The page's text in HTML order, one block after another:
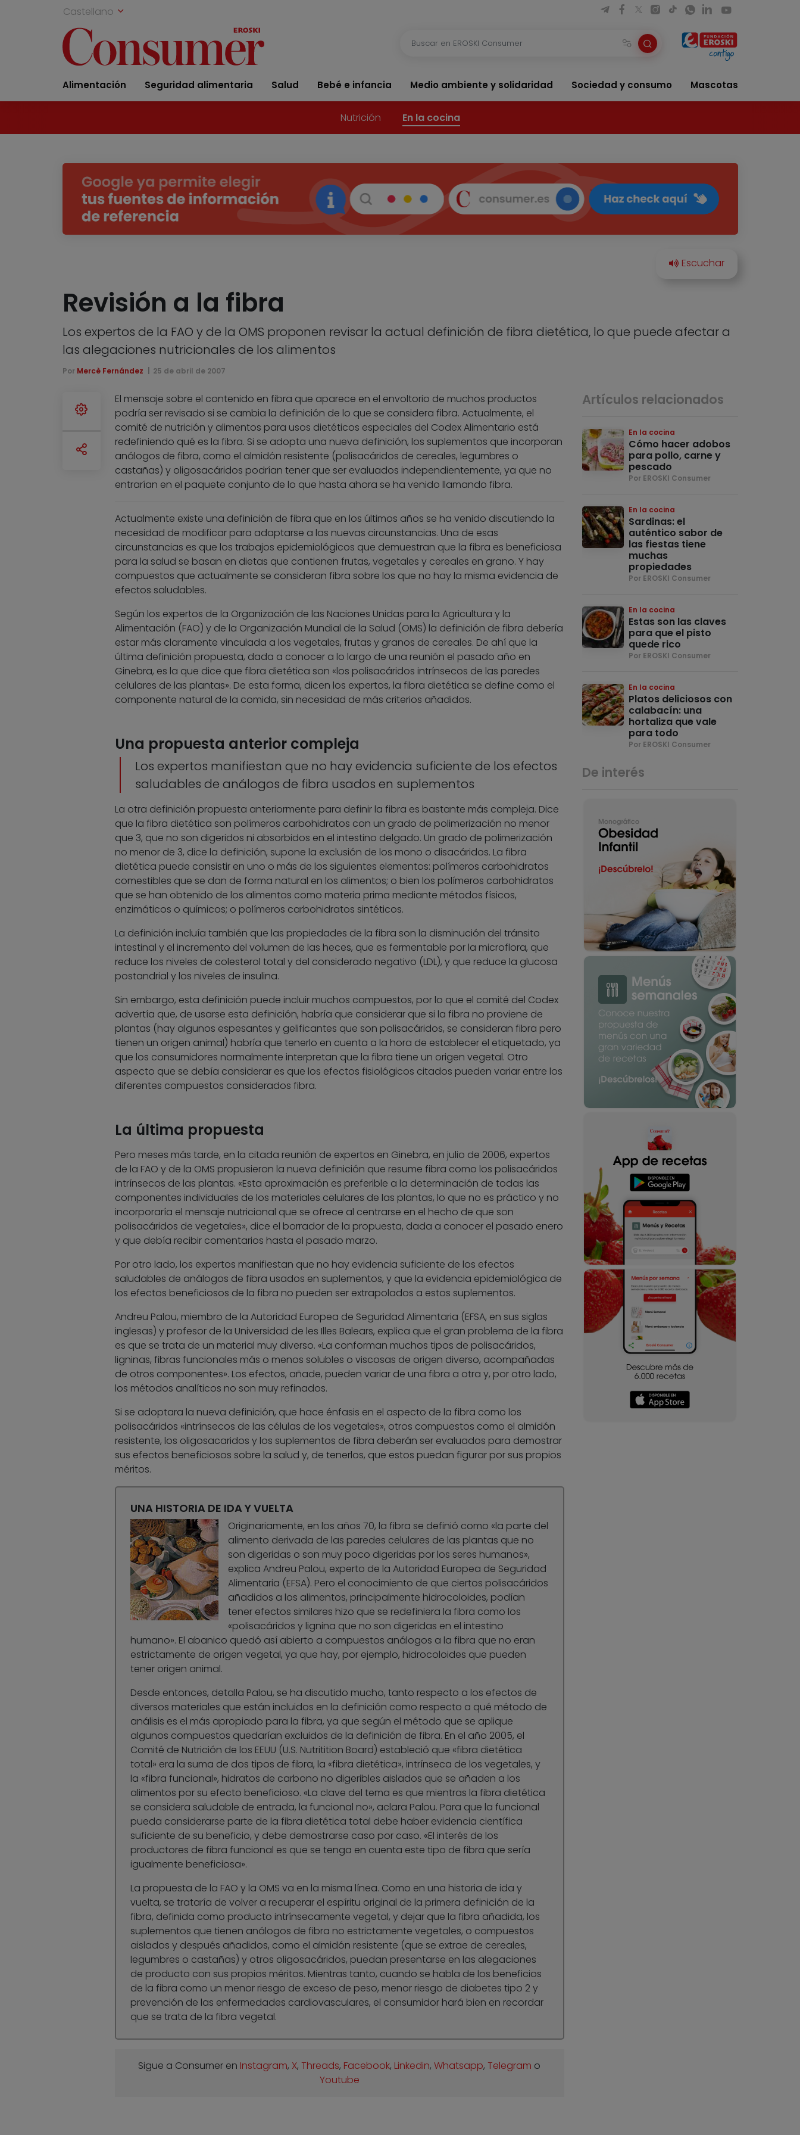
Castellano
Alimentación Seguridad alimentaria Salud Bebé e infancia Medio ambiente y solidaridad Sociedad y consumo Mascotas
Nutrición En la cocina
Revisión a la fibra
Los expertos de la FAO y de la OMS proponen revisar la actual definición de fibra dietética, lo que puede afectar a
las alegaciones nutricionales de los alimentos
Por Mercè Fernández 25 de abril de 2007
El mensaje sobre el contenido en fibra que aparece en el envoltorio de muchos productos
podría ser revisado si se cambia la definición de lo que se considera fibra. Actualmente, el
comité de nutrición y alimentos para usos dietéticos especiales del Codex Alimentario está
redefiniendo qué es la fibra. Si se adopta una nueva definición, los suplementos que incorporan
análogos de fibra, como el almidón resistente (polisacáridos de cereales, legumbres o
castañas) y oligosacáridos podrían tener que ser evaluados independientemente, ya que no
entrarían en el paquete conjunto de lo que hasta ahora se ha venido llamando fibra.
Actualmente existe una definición de fibra que en los últimos años se ha venido discutiendo la
necesidad de modificar para adaptarse a las nuevas circunstancias. Una de esas
circunstancias es que los trabajos epidemiológicos que demuestran que la fibra es beneficiosa
para la salud se basan en dietas que contienen frutas, vegetales y cereales en grano. Y hay
compuestos que actualmente se consideran fibra sobre los que no hay la misma evidencia de
efectos saludables.
Según los expertos de la Organización de las Naciones Unidas para la Agricultura y la
Alimentación (FAO) y de la Organización Mundial de la Salud (OMS) la definición de fibra debería
estar más claramente vinculada a los vegetales, frutas y granos de cereales. De ahí que la
última definición propuesta, dada a conocer a lo largo de una reunión el pasado año en
Ginebra, es la que dice que fibra dietética son «los polisacáridos intrínsecos de las paredes
celulares de las plantas». De esta forma, dicen los expertos, la fibra dietética se define como el
componente natural de la comida, sin necesidad de más criterios añadidos.
Una propuesta anterior compleja
Los expertos manifiestan que no hay evidencia suficiente de los efectos
saludables de análogos de fibra usados en suplementos
La otra definición propuesta anteriormente para definir la fibra es bastante más compleja. Dice
que la fibra dietética son polímeros carbohidratos con un grado de polimerización no menor
que 3, que no son digeridos ni absorbidos en el intestino delgado. Un grado de polimerización
no menor de 3, dice la definición, supone la exclusión de los mono o disacáridos. La fibra
dietética puede consistir en uno o más de los siguientes elementos: polímeros carbohidratos
comestibles que se dan de forma natural en los alimentos; o bien los polímeros carbohidratos
que se han obtenido de los alimentos como materia prima mediante métodos físicos,
enzimáticos o químicos; o polímeros carbohidratos sintéticos.
La definición incluía también que las propiedades de la fibra son la disminución del tránsito
intestinal y el incremento del volumen de las heces, que es fermentable por la microflora, que
reduce los niveles de colesterol total y del considerado negativo (LDL), y que reduce la glucosa
postandrial y los niveles de insulina.
Sin embargo, esta definición puede incluir muchos compuestos, por lo que el comité del Codex
advertía que, de usarse esta definición, habría que considerar que si la fibra no proviene de
plantas (hay algunos espesantes y gelificantes que son polisacáridos, se consideran fibra pero
tienen un origen animal) habría que tenerlo en cuenta a la hora de establecer el etiquetado, ya
que los consumidores normalmente interpretan que la fibra tiene un origen vegetal. Otro
aspecto que se debía considerar es que los efectos fisiológicos citados pueden variar entre los
diferentes compuestos considerados fibra.
La última propuesta
Pero meses más tarde, en la citada reunión de expertos en Ginebra, en julio de 2006, expertos
de la FAO y de la OMS propusieron la nueva definición que resume fibra como los polisacáridos
intrínsecos de las plantas. «Esta aproximación es preferible a la determinación de todas las
componentes individuales de los materiales celulares de las plantas, lo que no es práctico y no
incorporaría el mensaje nutricional que se ofrece al centrarse en el hecho de que son
polisacáridos de vegetales», dice el borrador de la propuesta, dada a conocer el pasado enero
y que debía recibir comentarios hasta el pasado marzo.
Por otro lado, los expertos manifiestan que no hay evidencia suficiente de los efectos
saludables de análogos de fibra usados en suplementos, y que la evidencia epidemiológica de
los efectos beneficiosos de la fibra no pueden ser extrapolados a estos suplementos.
Andreu Palou, miembro de la Autoridad Europea de Seguridad Alimentaria (EFSA, en sus siglas
inglesas) y profesor de la Universidad de les Illes Balears, explica que el gran problema de la fibra
es que se trata de un material muy diverso. «La conforman muchos tipos de polisacáridos,
ligninas, fibras funcionales más o menos solubles o viscosas de origen diverso, acompañadas
de otros componentes». Los efectos, añade, pueden variar de una fibra a otra y, por otro lado,
los métodos analíticos no son muy refinados.
Si se adoptara la nueva definición, que hace énfasis en el aspecto de la fibra como los
polisacáridos «intrínsecos de las células de los vegetales», otros compuestos como el almidón
resistente, los oligosacaridos y los suplementos de fibra deberán ser evaluados para demostrar
sus efectos beneficiosos sobre la salud y, de tenerlos, que estos puedan figurar por sus propios
méritos.
UNA HISTORIA DE IDA Y VUELTA
Originariamente, en los años 70, la fibra se definió como «la parte del
alimento derivada de las paredes celulares de las plantas que no
son digeridas o son muy poco digeridas por los seres humanos»,
explica Andreu Palou, experto de la Autoridad Europea de Seguridad
Alimentaria (EFSA). Pero el conocimiento de que ciertos polisacáridos
añadidos a los alimentos, principalmente hidrocoloides, podían
tener efectos similares hizo que se redefiniera la fibra como los
«polisacáridos y lignina que no son digeridas en el intestino
humano». El abanico quedó así abierto a compuestos análogos a la fibra que no eran
estrictamente de origen vegetal, ya que hay, por ejemplo, hidrocoloides que pueden
tener origen animal.
Desde entonces, detalla Palou, se ha discutido mucho, tanto respecto a los efectos de
diversos materiales que están incluidos en la definición como respecto a qué método de
análisis es el más apropiado para la fibra, ya que según el método que se aplique
algunos compuestos quedarían excluidos de la definición de fibra. En el año 2005, el
Comité de Nutrición de los EEUU (U.S. Nutritition Board) estableció que «fibra dietética
total» era la suma de dos tipos de fibra, la «fibra dietética», intrínseca de los vegetales, y
la «fibra funcional», hidratos de carbono no digeribles aislados que se añaden a los
alimentos por su efecto beneficioso. «La clave del tema es que mientras la fibra dietética
se considera saludable de entrada, la funcional no», aclara Palou. Para que la funcional
pueda considerarse parte de la fibra dietética total debe haber evidencia científica
suficiente de su beneficio, y debe demostrarse caso por caso. «El interés de los
productores de fibra funcional es que se tenga en cuenta este tipo de fibra que sería
igualmente beneficiosa».
La propuesta de la FAO y la OMS va en la misma línea. Como en una historia de ida y
vuelta, se trataría de volver a recuperar el espíritu original de la primera definición de la
fibra, definida como producto intrínsecamente vegetal, y dejar que la fibra añadida, los
suplementos que tienen análogos de fibra no estrictamente vegetales, o compuestos
aislados y después añadidos, como el almidón resistente (que se extrae de cereales,
legumbres o castañas) y otros oligosacáridos, puedan presentarse en las alegaciones
de producto con sus propios méritos. Mientras tanto, cuando se habla de los beneficios
de la fibra como un menor riesgo de exceso de peso, menor riesgo de diabetes tipo 2 y
prevención de las enfermedades cardiovasculares, el consumidor hará bien en recordar
que se trata de la fibra vegetal.
Sigue a Consumer en Instagram, X,Threads, Facebook, Linkedin,Whatsapp,Telegram o
Youtube
Artículos relacionados
En la cocina
Cómo hacer adobos
para pollo, carne y
pescado
Por EROSKI Consumer
En la cocina
Sardinas: el
auténtico sabor de
las fiestas tiene
muchas
propiedades
Por EROSKI Consumer
En la cocina
Estas son las claves
para que el pisto
quede rico
Por EROSKI Consumer
En la cocina
Platos deliciosos con
calabacín: una
hortaliza que vale
para todo
Por EROSKI Consumer
De interés